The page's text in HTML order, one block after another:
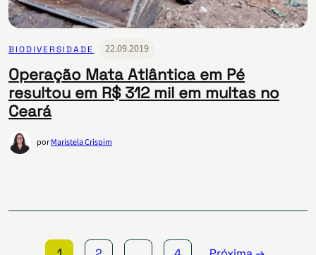
BIODIVERSIDADE 22.09.2019
Operação Mata Atlântica em Pé
resultou em R$ 312 mil em multas no
Ceará
porMaristela Crispim
de